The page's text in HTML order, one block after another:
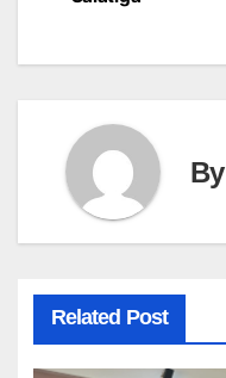
By
Related Post